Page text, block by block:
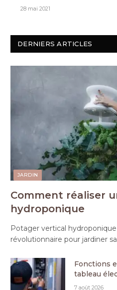
28 mai 2021
DERNIERS ARTICLES
JARDIN
Comment réaliser
hydroponique
Potager vertical
révolutionnaire pour jardiner
Fonctions
tableau
7 août 2026